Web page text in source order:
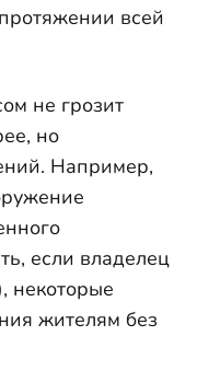
всей
не грозит
но
Например,
если владелец
некоторые
жителям без